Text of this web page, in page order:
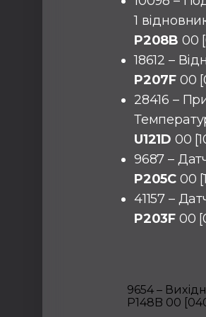
1
P208B 00
18612 –
P207F 00
28416 –
U121D 00
9687 –
P205C 00
41157 –
P203F 00
9654 –
P148B 00